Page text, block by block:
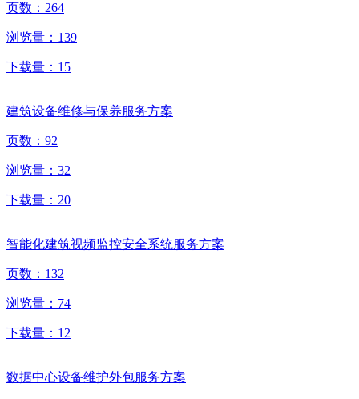
页数： 264
浏览量： 139
下载量： 15
建筑设备维修与保养服务方案
页数： 92
浏览量： 32
下载量： 20
智能化建筑视频监控安全系统服务方案
页数： 132
浏览量： 74
下载量： 12
数据中心设备维护外包服务方案